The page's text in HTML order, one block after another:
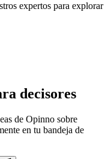
expertos para explorar
decisores
de Opinno sobre
en tu bandeja de